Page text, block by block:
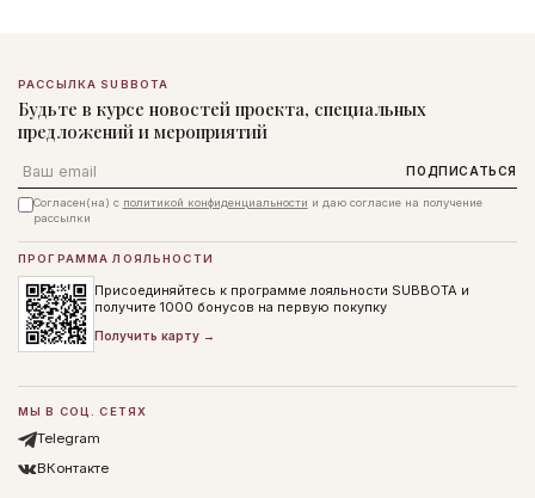
РАССЫЛКА SUBBOTA
Будьте в курсе новостей проекта, специальных
предложений и мероприятий
Email ПОДПИСАТЬСЯ
Согласен(на) с политикой конфиденциальности и даю согласие на получение
рассылки
ПРОГРАММА ЛОЯЛЬНОСТИ
Присоединяйтесь к программе лояльности SUBBOTA и
получите 1000 бонусов на первую покупку
Получить карту →
МЫ В СОЦ. СЕТЯХ
Telegram
ВКонтакте